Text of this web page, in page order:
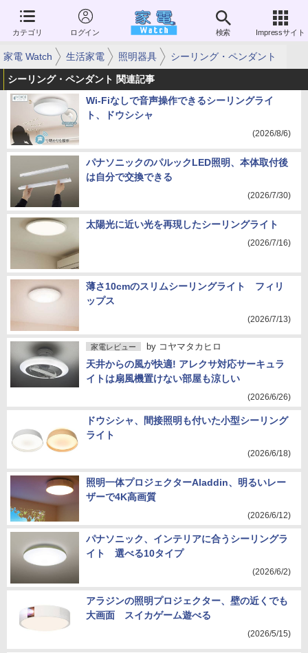
カテゴリ ログイン 検索 Impressサイト
家電 Watch 生活家電 照明器具 シーリング・ペンダント
シーリング・ペンダント 関連記事
Wi-Fiなしで音声操作できるシーリングライ
ト、ドウシシャ
(2026/8/6)
パナソニックのパルックLED照明、本体取付後
は自分で交換できる
(2026/7/30)
太陽光に近い光を再現したシーリングライト
(2026/7/16)
薄さ10cmのスリムシーリングライト フィリ
ップス
(2026/7/13)
家電レビュー by コヤマタカヒロ
天井からの風が快適! アレクサ対応サーキュラ
イトは扇風機置けない部屋も涼しい
(2026/6/26)
ドウシシャ、間接照明も付いた小型シーリング
ライト
(2026/6/18)
照明一体プロジェクターAladdin、明るいレー
ザーで4K高画質
(2026/6/12)
パナソニック、インテリアに合うシーリングラ
イト 選べる10タイプ
(2026/6/2)
アラジンの照明プロジェクター、壁の近くでも
大画面 スイカゲーム遊べる
(2026/5/15)